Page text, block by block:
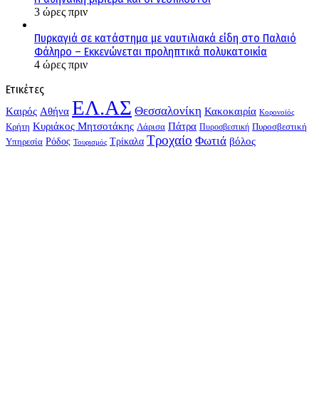
3 ώρες πριν
Πυρκαγιά σε κατάστημα με ναυτιλιακά είδη στο Παλαιό
Φάληρο – Εκκενώνεται προληπτικά πολυκατοικία
4 ώρες πριν
Ετικέτες
Kαιρός Αθήνα ΕΛ.ΑΣ Θεσσαλονίκη Κακοκαιρία Κορονοϊός
Κρήτη Κυριάκος Μητσοτάκης Λάρισα Πάτρα Πυροσβεστική Πυροσβεστική
Υπηρεσία Ρόδος Τουρισμός Τρίκαλα Τροχαίο Φωτιά βόλος